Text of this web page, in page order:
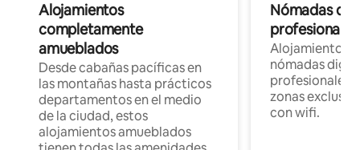
Alojamientos
completamente
amueblados
Desde cabañas pacíficas en
las montañas hasta prácticos
departamentos en el medio
de la ciudad, estos
alojamientos amueblados
Nómadas
Alojamientos
nómadas
profesionales
zonas
con wifi.